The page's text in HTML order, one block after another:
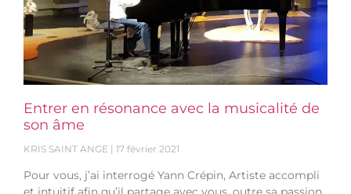
Entrer en résonance avec la musicalité de
son âme
KRIS SAINT ANGE 17 février 2021
Pour vous, j’ai interrogé Yann Crépin, Artiste accompli